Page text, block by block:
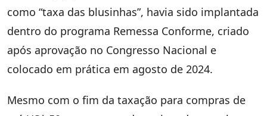
como “taxa das blusinhas”, havia sido implantada
dentro do programa Remessa Conforme, criado
após aprovação no Congresso Nacional e
colocado em prática em agosto de 2024.
Mesmo com o fim da taxação para compras de